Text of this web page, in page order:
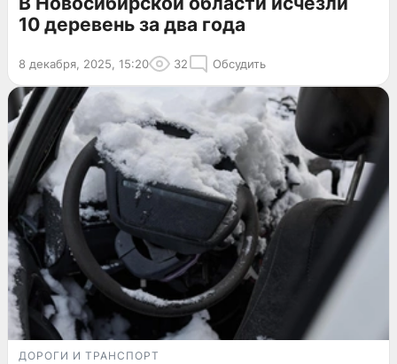
10 деревень за два года
8 декабря, 2025, 15:20 32 Обсудить
ДОРОГИ И ТРАНСПОРТ